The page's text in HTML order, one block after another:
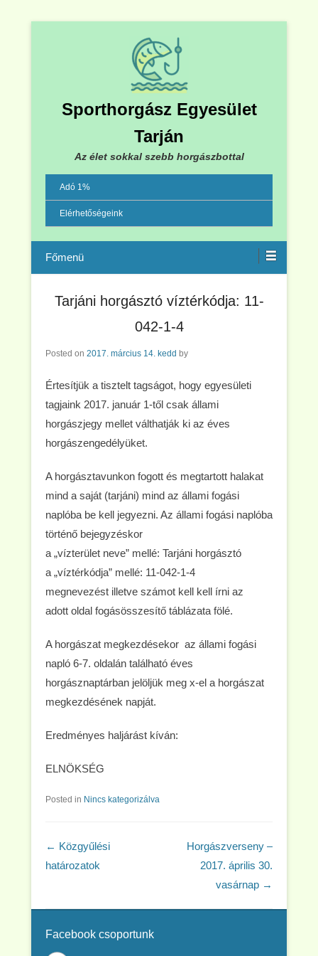
Sporthorgász Egyesület
Tarján
Az élet sokkal szebb horgászbottal
Adó 1%
Elérhetőségeink
Menu
Tarjáni horgásztó víztérkódja: 11-
042-1-4
Posted on 2017. március 14. kedd by
Értesítjük a tisztelt tagságot, hogy egyesületi
tagjaink 2017. január 1-től csak állami
horgászjegy mellet válthatják ki az éves
horgászengedélyüket.
A horgásztavunkon fogott és megtartott halakat
mind a saját (tarjáni) mind az állami fogási
naplóba be kell jegyezni. Az állami fogási naplóba
történő bejegyzéskor
a „vízterület neve” mellé: Tarjáni horgásztó
a „víztérkódja” mellé: 11-042-1-4
megnevezést illetve számot kell kell írni az
adott oldal fogásösszesítő táblázata fölé.
A horgászat megkezdésekor az állami fogási
napló 6-7. oldalán található éves
horgásznaptárban jelöljük meg x-el a horgászat
megkezdésének napját.
Eredményes haljárást kíván:
ELNÖKSÉG
Posted in Nincs kategorizálva
Post navigation
← Közgyűlési
határozatok
Horgászverseny –
2017. április 30.
vasárnap →
Facebook csoportunk